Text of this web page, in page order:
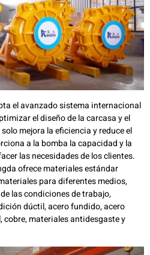
el avanzado sistema internacional
el diseño de la carcasa y el
mejora la eficiencia y reduce el
a la bomba la capacidad y la
las necesidades de los clientes.
ofrece materiales estándar
para diferentes medios,
las condiciones de trabajo,
dúctil, acero fundido, acero
materiales antidesgaste y